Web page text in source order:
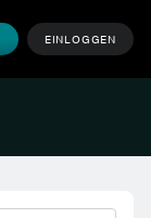
EINLOGGEN